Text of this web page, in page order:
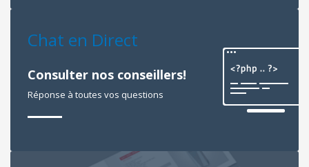
Chat en Direct
Consulter nos conseillers!
Réponse à toutes vos questions